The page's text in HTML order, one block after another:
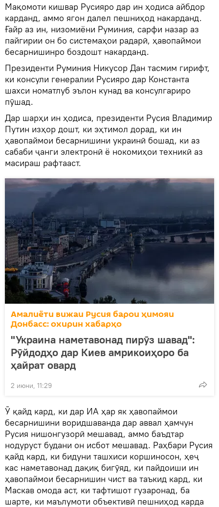
Мақомоти кишвар Русияро дар ин ҳодиса айбдор
карданд, аммо ягон далел пешниҳод накарданд.
Ғайр аз ин, низомиёни Руминия, сарфи назар аз
пайгирии он бо системаҳои радарӣ, ҳавопаймои
бесарнишинро боздошт накарданд.
Президенти Руминия Никусор Дан тасмим гирифт,
ки консули генералии Русияро дар Константа
шахси номатлуб эълон кунад ва консулгариро
пӯшад.
Дар шарҳи ин ҳодиса, президенти Русия Владимир
Путин изҳор дошт, ки эҳтимол дорад, ки ин
ҳавопаймои бесарнишини украинӣ бошад, ки аз
сабаби ҷанги электронӣ ё нокомиҳои техникӣ аз
масираш рафтааст.
Амалиёти вижаи Русия барои ҳимояи
Донбасс: охирин хабарҳо
"Украина наметавонад пирӯз шавад":
Рӯйдодҳо дар Киев амрикоиҳоро ба
ҳайрат овард
2 июни, 11:29
Ӯ қайд кард, ки дар ИА ҳар як ҳавопаймои
бесарнишини воридшаванда дар аввал ҳамчун
Русия нишонгузорӣ мешавад, аммо баъдтар
нодуруст будани он исбот мешавад. Раҳбари Русия
қайд кард, ки бидуни ташхиси коршиносон, ҳеҷ
кас наметавонад дақиқ бигӯяд, ки пайдоиши ин
ҳавопаймои бесарнишин чист ва таъкид кард, ки
Маскав омода аст, ки тафтишот гузаронад, ба
шарте, ки маълумоти объективӣ пешниҳод карда